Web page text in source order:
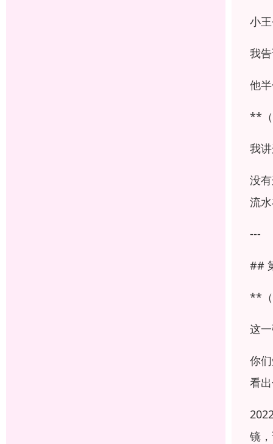
小
我
他
**
我
没
流
---
##
**（
这
你
看
镜